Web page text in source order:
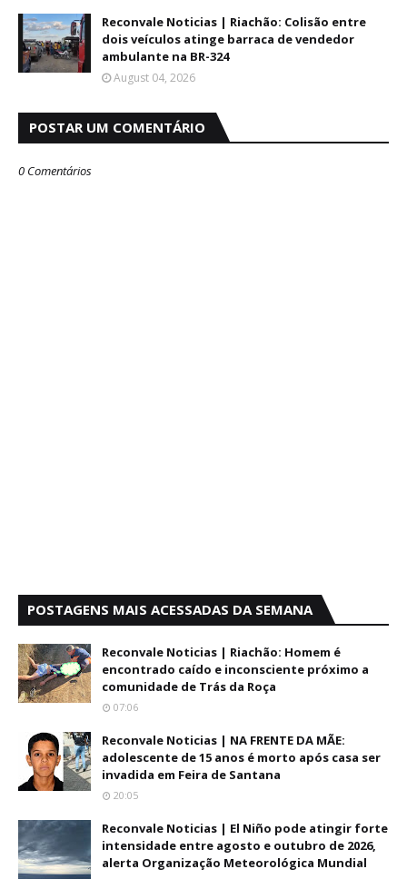
Reconvale Noticias | Riachão: Colisão entre
dois veículos atinge barraca de vendedor
ambulante na BR-324
August 04, 2026
POSTAR UM COMENTÁRIO
0 Comentários
POSTAGENS MAIS ACESSADAS DA SEMANA
Reconvale Noticias | Riachão: Homem é
encontrado caído e inconsciente próximo a
comunidade de Trás da Roça
07:06
Reconvale Noticias | NA FRENTE DA MÃE:
adolescente de 15 anos é morto após casa ser
invadida em Feira de Santana
20:05
Reconvale Noticias | El Niño pode atingir forte
intensidade entre agosto e outubro de 2026,
alerta Organização Meteorológica Mundial